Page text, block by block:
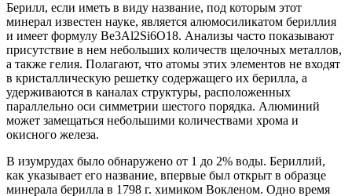
Берилл, если иметь в виду название, под которым этот
минерал известен науке, является алюмосиликатом бериллия
и имеет формулу Be3Al2Si6O18. Анализы часто показывают
присутствие в нем небольших количеств щелочных металлов,
а также гелия. Полагают, что атомы этих элементов не входят
в кристаллическую решетку содержащего их берилла, а
удерживаются в каналах структуры, расположенных
параллельно оси симметрии шестого порядка. Алюминий
может замещаться небольшими количествами хрома и
окисного железа.
В изумрудах было обнаружено от 1 до 2% воды. Бериллий,
как указывает его название, впервые был открыт в образце
минерала берилла в 1798 г. химиком Вокленом. Одно время